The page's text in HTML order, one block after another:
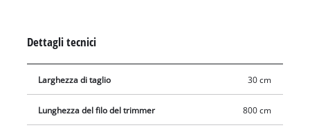
jogging automatico. In questo modo, erba alta, erbacce e prati
vengono accorciati e tagliati in modo efficiente.
Dettagli tecnici
Larghezza di taglio 30 cm
Lunghezza del filo del trimmer 800 cm